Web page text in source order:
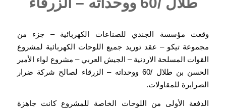
وقعت مؤسسة الجندي للصناعات الكهربائية – جزء من
مجموعة تيكو – عقد توريد جميع اللوحات الكهربائية لمشروع
القوات المسلحة الاردنية – الجيش العربي – مشروع لواء الأمير
الحسن بن طلال /60 ووحداته – الزرقاء لصالح شركة ضرار
الصرايرة للمقاولات.
الدفعة الأولى من اللوحات الخاصة للمشروع كانت جاهزة